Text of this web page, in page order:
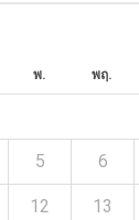
พ. พฤ.
5 6
12 13